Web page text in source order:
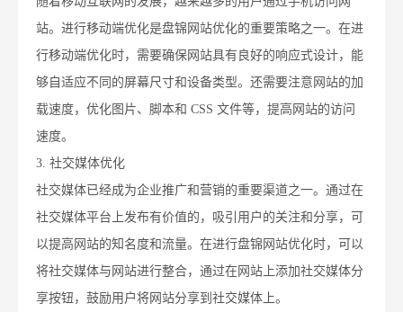
站。进行移动端优化是盘锦网站优化的重要策略之一。在进
行移动端优化时，需要确保网站具有良好的响应式设计，能
够自适应不同的屏幕尺寸和设备类型。还需要注意网站的加
载速度，优化图片、脚本和 CSS 文件等，提高网站的访问
速度。
3. 社交媒体优化
社交媒体已经成为企业推广和营销的重要渠道之一。通过在
社交媒体平台上发布有价值的，吸引用户的关注和分享，可
以提高网站的知名度和流量。在进行盘锦网站优化时，可以
将社交媒体与网站进行整合，通过在网站上添加社交媒体分
享按钮，鼓励用户将网站分享到社交媒体上。